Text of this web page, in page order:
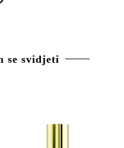
se svidjeti